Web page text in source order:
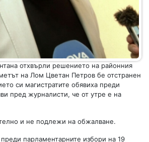
отхвърли решението на районния
на Лом Цветан Петров бе отстранен
си магистратите обявиха преди
пред журналисти, че от утре е на
и не подлежи на обжалване.
парламентарните избори на 19